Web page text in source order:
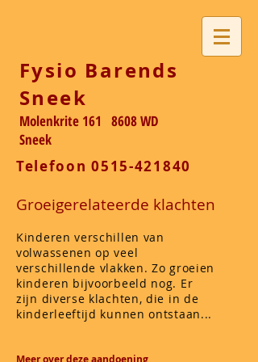
Fysio Barends
Sneek
Molenkrite 161 8608 WD
Sneek
Telefoon0515-421840
Groeigerelateerde klachten
Kinderen verschillen van
volwassenen op veel
verschillende vlakken. Zo groeien
kinderen bijvoorbeeld nog. Er
zijn diverse klachten, die in de
kinderleeftijd kunnen ontstaan...
Meer over deze aandoening